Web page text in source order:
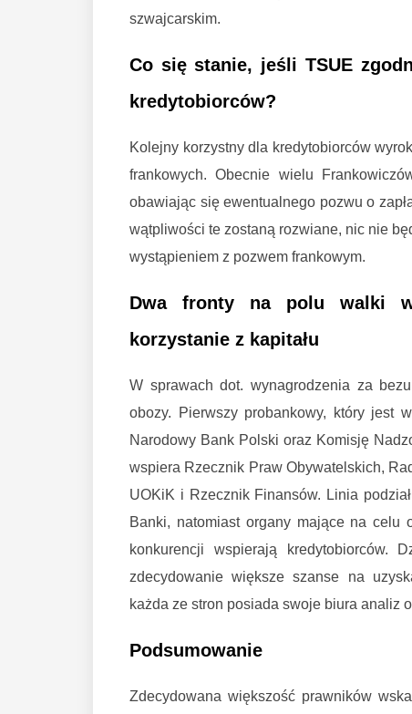
szwajcarskim.
Co się stanie, jeśli TSUE
kredytobiorców?
Kolejny korzystny dla kredytobiorców
frankowych. Obecnie wielu
obawiając się ewentualnego pozwu o
wątpliwości te zostaną rozwiane, nic nie
wystąpieniem z pozwem frankowym.
Dwa fronty na polu walki
korzystanie z kapitału
W sprawach dot. wynagrodzenia za
obozy. Pierwszy probankowy, który jest
Narodowy Bank Polski oraz Komisję
wspiera Rzecznik Praw Obywatelskich,
UOKiK i Rzecznik Finansów. Linia
Banki, natomiast organy mające na celu
konkurencji wspierają kredytobiorców.
zdecydowanie większe szanse na
każda ze stron posiada swoje biura analiz
Podsumowanie
Zdecydowana większość prawników